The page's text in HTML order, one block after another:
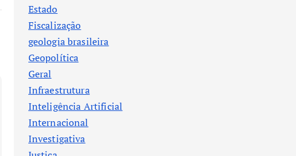
Estado
Fiscalização
geologia brasileira
Geopolítica
Geral
Infraestrutura
Inteligência Artificial
Internacional
Investigativa